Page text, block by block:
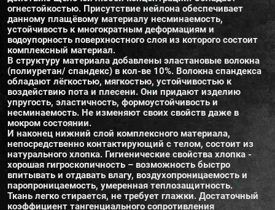
огнестойкостью. Присутствие нейлона обеспечивает
данному плащёвому материалу несминаемость,
устойчивость к многократным деформациям и
водоупорность поверхностного слоя из которого состоит
комплексный материал.
В структуру материала добавлены эластановые волокна
(полиуретан/ спандекс) в кол-ве 10%. Волокна спандекса
обладают лёгкостью, мягкостью, устойчивостью к
воздействию пота и плесени. Они придают изделию
упругость, эластичность, формоустойчивость и
несминаемость. Не изменяют своих свойств даже в
мокром состоянии.
И наконец нижний слой комплексного материала,
непосредственно контактирующий с телом, состоит из
натурального хлопка. Гигиенические свойства хлопка -
хорошая гигроскопичность – возможность быстро
впитывать и отдавать влагу, воздухопроницаемость и
паропроницаемость, умеренная теплозащитность.
Ткань легко стирается, не требует глажки. Достаточный
коэффициент тангенциального сопротивления